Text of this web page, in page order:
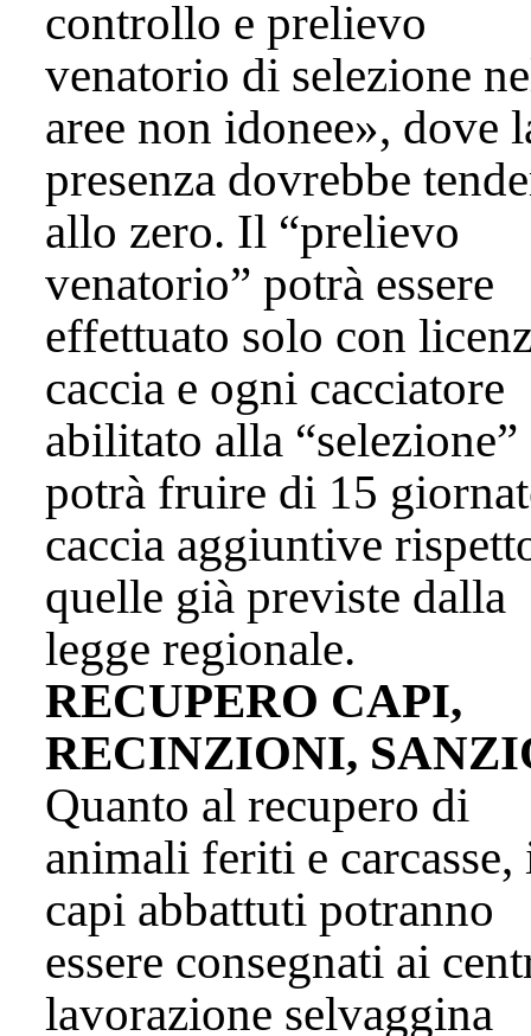
controllo e prelievo
venatorio di selezione
aree non idonee», dove
presenza dovrebbe
allo zero. Il “prelievo
venatorio” potrà essere
effettuato solo con
caccia e ogni cacciatore
abilitato alla “selezione”
potrà fruire di 15
caccia aggiuntive
quelle già previste dalla
legge regionale.
RECUPERO CAPI,
RECINZIONI,
Quanto al recupero di
animali feriti e carcasse,
capi abbattuti potranno
essere consegnati ai
lavorazione selvaggina